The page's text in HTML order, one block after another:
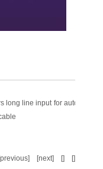
line input for automatic
previous] [next] [] []